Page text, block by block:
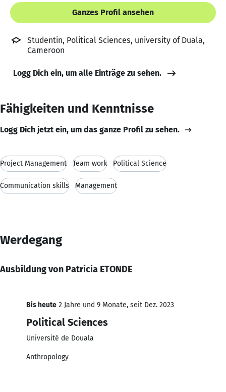
Ganzes Profil ansehen
Studentin, Political Sciences, university of Duala,
Cameroon
Logg Dich ein, um alle Einträge zu sehen.
Fähigkeiten und Kenntnisse
Logg Dich jetzt ein, um das ganze Profil zu sehen.
Project Management Team work Political Science
Communication skills Management
Werdegang
Ausbildung von Patricia ETONDE
Bis heute 2 Jahre und 9 Monate, seit Dez. 2023
Political Sciences
Université de Douala
Anthropology